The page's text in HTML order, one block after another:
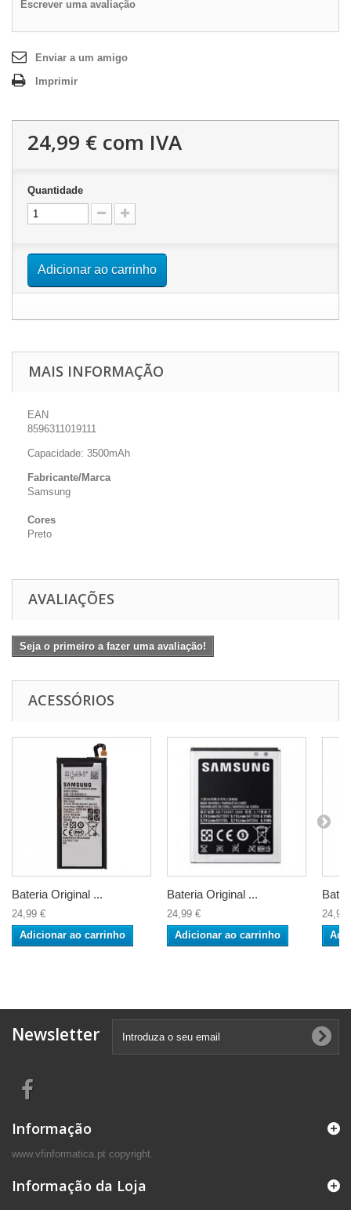
Escrever uma avaliação
Enviar a um amigo
Imprimir
24,99 € com IVA
Quantidade
Adicionar ao carrinho
MAIS INFORMAÇÃO
EAN
8596311019111
Capacidade: 3500mAh
Fabricante/Marca
Samsung
Cores
Preto
AVALIAÇÕES
Seja o primeiro a fazer uma avaliação!
ACESSÓRIOS
Bateria Original ...
24,99 €
Adicionar ao carrinho
Bateria Original ...
24,99 €
Adicionar ao carrinho
24,99
Newsletter
Informação
www.vfinformatica.pt copyright.
Informação da Loja